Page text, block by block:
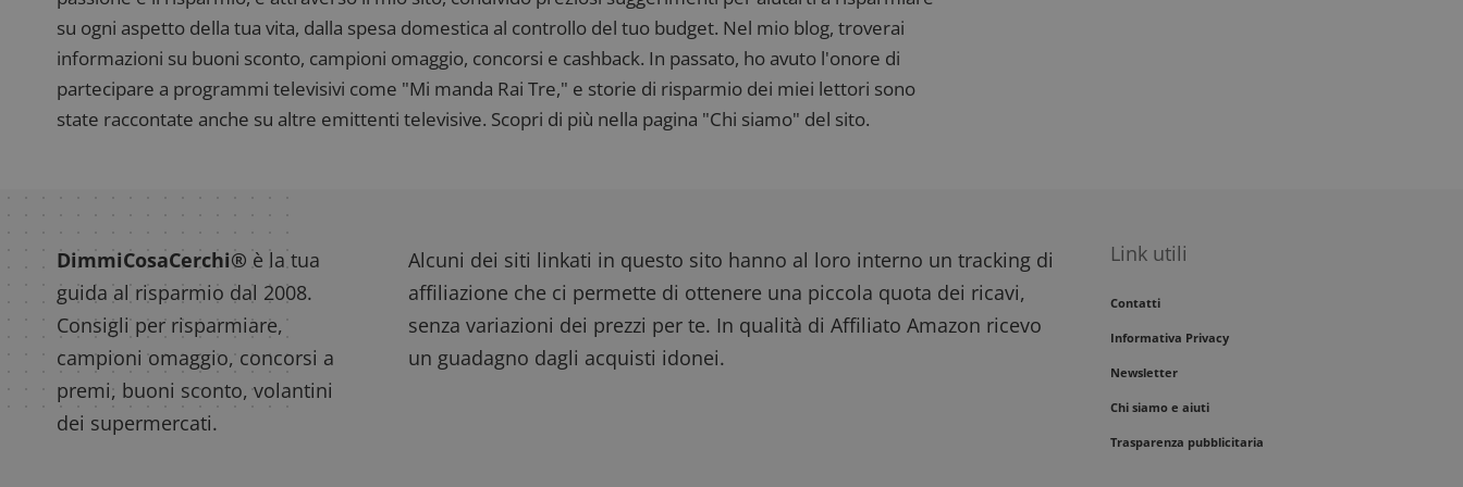
su ogni aspetto della tua vita, dalla spesa domestica al controllo del tuo budget. Nel mio blog, troverai
informazioni su buoni sconto, campioni omaggio, concorsi e cashback. In passato, ho avuto l'onore di
partecipare a programmi televisivi come "Mi manda Rai Tre," e storie di risparmio dei miei lettori sono
state raccontate anche su altre emittenti televisive. Scopri di più nella pagina "Chi siamo" del sito.
DimmiCosaCerchi® è la tua
guida al risparmio dal 2008.
Consigli per risparmiare,
campioni omaggio, concorsi a
premi, buoni sconto, volantini
dei supermercati.
Alcuni dei siti linkati in questo sito hanno al loro interno un tracking di
affiliazione che ci permette di ottenere una piccola quota dei ricavi,
senza variazioni dei prezzi per te. In qualità di Affiliato Amazon ricevo
un guadagno dagli acquisti idonei.
Link utili
Contatti
Informativa Privacy
Newsletter
Chi siamo e aiuti
Trasparenza pubblicitaria